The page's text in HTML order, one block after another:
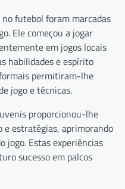
futebol foram marcadas
Ele começou a jogar
em jogos locais
habilidades e espírito
permitiram-lhe
jogo e técnicas.
proporcionou-lhe
e estratégias, aprimorando
jogo. Estas experiências
sucesso em palcos